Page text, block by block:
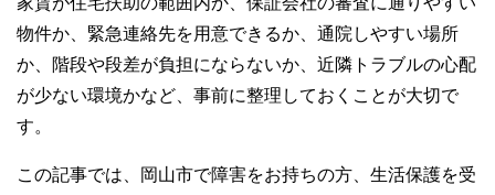
物件か、緊急連絡先を用意できるか、通院しやすい場所
か、階段や段差が負担にならないか、近隣トラブルの心配
が少ない環境かなど、事前に整理しておくことが大切で
す。
この記事では、岡山市で障害をお持ちの方、生活保護を受